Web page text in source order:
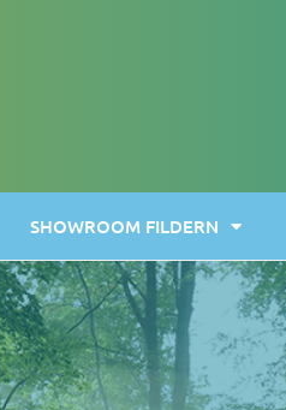
SHOWROOM FILDERN